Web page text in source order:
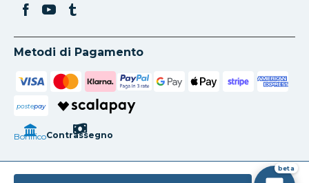
Metodi di Pagamento
postepay
BonificoContrassegno
beta